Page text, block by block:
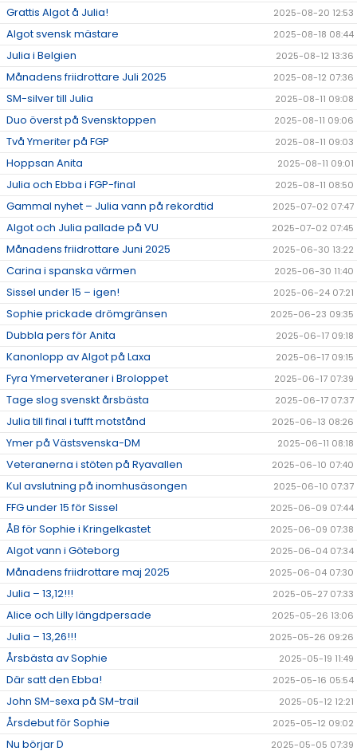
Grattis Algot å Julia! 2025-08-20 12:53
Algot svensk mästare 2025-08-18 08:44
Julia i Belgien 2025-08-12 13:36
Månadens friidrottare Juli 2025 2025-08-12 07:36
SM-silver till Julia 2025-08-11 09:08
Duo överst på Svensktoppen 2025-08-11 09:06
Två Ymeriter på FGP 2025-08-11 09:03
Hoppsan Anita 2025-08-11 09:01
Julia och Ebba i FGP-final 2025-08-11 08:50
Gammal nyhet – Julia vann på rekordtid 2025-07-02 07:47
Algot och Julia pallade på VU 2025-07-02 07:45
Månadens friidrottare Juni 2025 2025-06-30 13:22
Carina i spanska värmen 2025-06-30 11:40
Sissel under 15 – igen! 2025-06-24 07:21
Sophie prickade drömgränsen 2025-06-23 09:35
Dubbla pers för Anita 2025-06-17 09:18
Kanonlopp av Algot på Laxa 2025-06-17 09:15
Fyra Ymerveteraner i Broloppet 2025-06-17 07:39
Tage slog svenskt årsbästa 2025-06-17 07:37
Julia till final i tufft motstånd 2025-06-13 08:26
Ymer på Västsvenska-DM 2025-06-11 08:18
Veteranerna i stöten på Ryavallen 2025-06-10 07:40
Kul avslutning på inomhusäsongen 2025-06-10 07:37
FFG under 15 för Sissel 2025-06-09 07:44
ÅB för Sophie i Kringelkastet 2025-06-09 07:38
Algot vann i Göteborg 2025-06-04 07:34
Månadens friidrottare maj 2025 2025-06-04 07:30
Julia – 13,12!!! 2025-05-27 07:33
Alice och Lilly längdpersade 2025-05-26 13:06
Julia – 13,26!!! 2025-05-26 09:26
Årsbästa av Sophie 2025-05-19 11:49
Där satt den Ebba! 2025-05-16 05:54
John SM-sexa på SM-trail 2025-05-12 12:21
Årsdebut för Sophie 2025-05-12 09:02
Nu börjar D 2025-05-05 07:39